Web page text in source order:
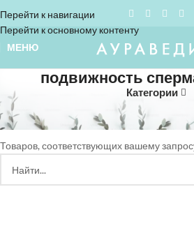
Перейти к навигации
Перейти к основному контенту
МЕНЮ
подвижность
Категории
Home подвижность сперматозоидов
Товаров, соответствующих вашему